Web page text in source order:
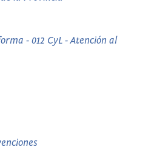
- 012 CyL - Atención al